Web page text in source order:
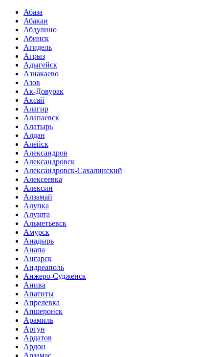
Абаза
Абакан
Абдулино
Абинск
Агидель
Агрыз
Адыгейск
Азнакаево
Азов
Ак-Довурак
Аксай
Алагир
Алапаевск
Алатырь
Алдан
Алейск
Александров
Александровск
Александровск-Сахалинский
Алексеевка
Алексин
Алзамай
Алупка
Алушта
Альметьевск
Амурск
Анадырь
Анапа
Ангарск
Андреаполь
Анжеро-Судженск
Анива
Апатиты
Апрелевка
Апшеронск
Арамиль
Аргун
Ардатов
Ардон
Арзамас